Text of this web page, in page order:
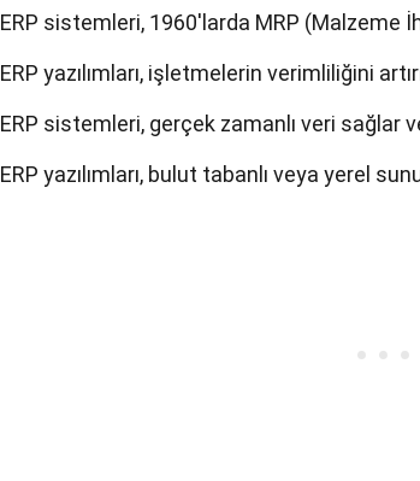
ERP sistemleri, 1960'larda MRP (Malzeme
ERP yazılımları, işletmelerin verimliliğini
ERP sistemleri, gerçek zamanlı veri sağlar
ERP yazılımları, bulut tabanlı veya yerel